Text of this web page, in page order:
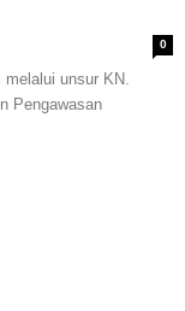
0
unsur KN.
Pengawasan